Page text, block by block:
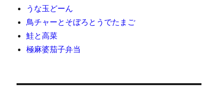
うな玉どーん
鳥チャーとそぼろとうでたまご
鮭と高菜
極麻婆茄子弁当